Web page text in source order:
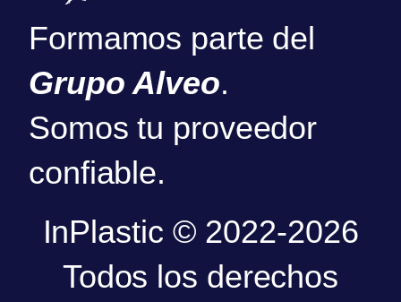
Formamos parte del
Grupo Alveo.
Somos tu proveedor
confiable.
InPlastic © 2022-2026
Todos los derechos